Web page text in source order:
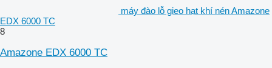
máy đào lỗ gieo hạt khí nén Amazone
EDX 6000 TC
8
Amazone EDX 6000 TC